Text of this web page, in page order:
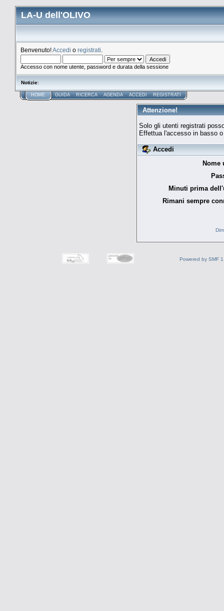
LA-U dell'OLIVO
Benvenuto!Accedi o registrati
Accesso con nome utente, password e durata della sessione
Notizie:
HOME GUIDA RICERCA AGENDA ACCEDI REGISTRATI
Attenzione!
Solo gli utenti registrati
Effettua l'accesso in basso
Accedi
Nome
Minuti prima
Rimani sempre
Powered by SMF